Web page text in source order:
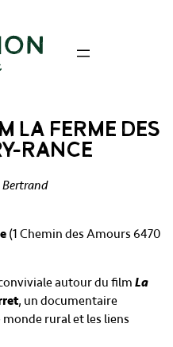
LA FERME DES
RANCE
Bertrand
(1 Chemin des Amours 6470
autour du filmLa
, un documentaire
rural et les liens